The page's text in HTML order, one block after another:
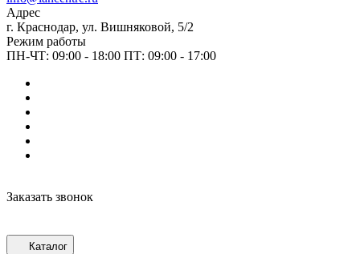
Адрес
г. Краснодар, ул. Вишняковой, 5/2
Режим работы
ПН-ЧТ: 09:00 - 18:00 ПТ: 09:00 - 17:00
Заказать звонок
Каталог